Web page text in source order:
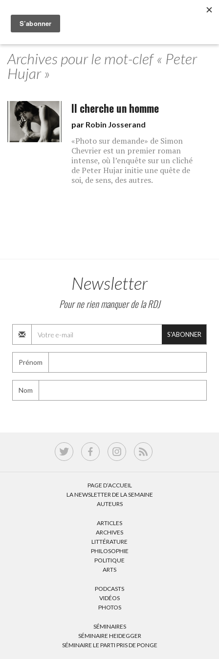
Archives pour le mot-clef « Peter
Hujar »
Il cherche un homme
par Robin Josserand
«Photo sur demande» de Simon
Chevrier est un premier roman
intense, où l’enquête sur un cliché
de Peter Hujar initie une quête de
soi, de sens, des autres.
Newsletter
Pour ne rien manquer de la RDJ
S'ABONNER
Prénom
Nom
PAGE D’ACCUEIL
LA NEWSLETTER DE LA SEMAINE
AUTEURS
ARTICLES
ARCHIVES
LITTÉRATURE
PHILOSOPHIE
POLITIQUE
ARTS
PODCASTS
VIDÉOS
PHOTOS
SÉMINAIRES
SÉMINAIRE HEIDEGGER
SÉMINAIRE LE PARTI PRIS DE PONGE